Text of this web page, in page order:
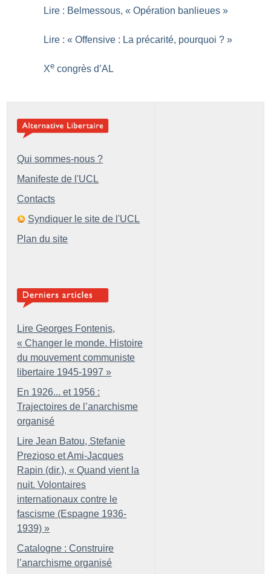
Lire : Belmessous, « Opération banlieues »
Lire : « Offensive : La précarité, pourquoi ? »
Xe congrès d’AL
Qui sommes-nous ?
Manifeste de l'UCL
Contacts
Syndiquer le site de l'UCL
Plan du site
Lire Georges Fontenis,
« Changer le monde. Histoire
du mouvement communiste
libertaire 1945-1997 »
En 1926... et 1956 :
Trajectoires de l’anarchisme
organisé
Lire Jean Batou, Stefanie
Prezioso et Ami-Jacques
Rapin (dir.), « Quand vient la
nuit. Volontaires
internationaux contre le
fascisme (Espagne 1936-
1939) »
Catalogne : Construire
l’anarchisme organisé